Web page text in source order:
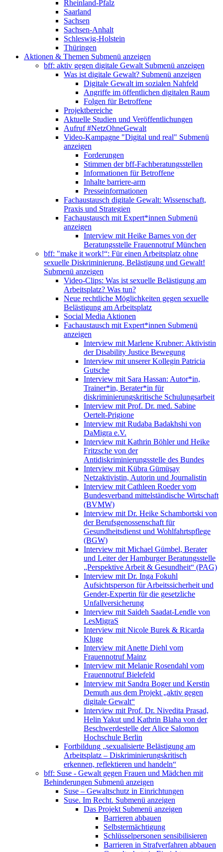
Rheinland-Pfalz
Saarland
Sachsen
Sachsen-Anhalt
Schleswig-Holstein
Thüringen
Aktionen & Themen Submenü anzeigen
bff: aktiv gegen digitale Gewalt Submenü anzeigen
Was ist digitale Gewalt? Submenü anzeigen
Digitale Gewalt im sozialen Nahfeld
Angriffe im öffentlichen digitalen Raum
Folgen für Betroffene
Projektbereiche
Aktuelle Studien und Veröffentlichungen
Aufruf #NetzOhneGewalt
Video-Kampagne "Digital und real" Submenü
anzeigen
Forderungen
Stimmen der bff-Fachberatungsstellen
Informationen für Betroffene
Inhalte barriere-arm
Presseinformationen
Fachaustausch digitale Gewalt: Wissenschaft,
Praxis und Strategien
Fachaustausch mit Expert*innen Submenü
anzeigen
Interview mit Heike Barnes von der
Beratungsstelle Frauennotruf München
bff: "make it work!“: Für einen Arbeitsplatz ohne
sexuelle Diskriminierung, Belästigung und Gewalt!
Submenü anzeigen
Video-Clips: Was ist sexuelle Belästigung am
Arbeitsplatz? Was tun?
Neue rechtliche Möglichkeiten gegen sexuelle
Belästigung am Arbeitsplatz
Social Media Aktionen
Fachaustausch mit Expert*innen Submenü
anzeigen
Interview mit Marlene Krubner: Aktivistin
der Disability Justice Bewegung
Interview mit unserer Kollegin Patricia
Gutsche
Interview mit Sara Hassan: Autor*in,
Trainer*in, Berater*in für
diskriminierungskritische Schulungsarbeit
Interview mit Prof. Dr. med. Sabine
Oertelt-Prigione
Interview mit Rudaba Badakhshi von
DaMigra e.V.
Interview mit Kathrin Böhler und Heike
Fritzsche von der
Antidiskriminierungsstelle des Bundes
Interview mit Kübra Gümüşay
Netzaktivistin, Autorin und Journalistin
Interview mit Cathleen Roeder vom
Bundesverband mittelständische Wirtschaft
(BVMW)
Interview mit Dr. Heike Schambortski von
der Berufsgenossenschaft für
Gesundheitsdienst und Wohlfahrtspflege
(BGW)
Interview mit Michael Gümbel, Berater
und Leiter der Hamburger Beratungsstelle
„Perspektive Arbeit & Gesundheit“ (PAG)
Interview mit Dr. Inga Fokuhl
Aufsichtsperson für Arbeitssicherheit und
Gender-Expertin für die gesetzliche
Unfallversicherung
Interview mit Saideh Saadat-Lendle von
LesMigraS
Interview mit Nicole Burek & Ricarda
Kluge
Interview mit Anette Diehl vom
Frauennotruf Mainz
Interview mit Melanie Rosendahl vom
Frauennotruf Bielefeld
Interview mit Sandra Boger und Kerstin
Demuth aus dem Projekt „aktiv gegen
digitale Gewalt“
Interview mit Prof. Dr. Nivedita Prasad,
Helin Yakut und Kathrin Blaha von der
Beschwerdestelle der Alice Salomon
Hochschule Berlin
Fortbildung „sexualisierte Belästigung am
Arbeitsplatz – Diskriminierungskritisch
erkennen, reflektieren und handeln“
bff: Suse - Gewalt gegen Frauen und Mädchen mit
Behinderungen Submenü anzeigen
Suse – Gewaltschutz in Einrichtungen
Suse. Im Recht. Submenü anzeigen
Das Projekt Submenü anzeigen
Barrieren abbauen
Selbstermächtigung
Schlüsselpersonen sensibilisieren
Barrieren in Strafverfahren abbauen